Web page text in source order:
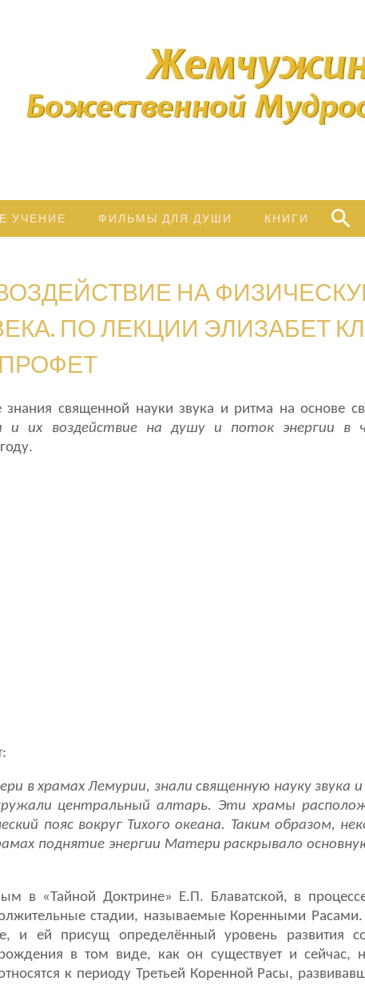
УЧЕНИЕ ФИЛЬМЫ ДЛЯ ДУШИ КНИГИ Найти:
НА
ПО ЛЕКЦИИ ЭЛИЗАБЕТ
ПРОФЕТ
знания священной науки звука и ритма на основе
и их воздействие на душу и поток энергии в
в храмах Лемурии, знали священную науку звука
центральный алтарь. Эти храмы
пояс вокруг Тихого океана. Таким образом,
поднятие энергии Матери раскрывало
в «Тайной Доктрине» Е.П. Блаватской, в
стадии, называемые Коренными
и ей присущ определённый уровень развития
в том виде, как он существует и сейчас,
к периоду Третьей Коренной Расы,